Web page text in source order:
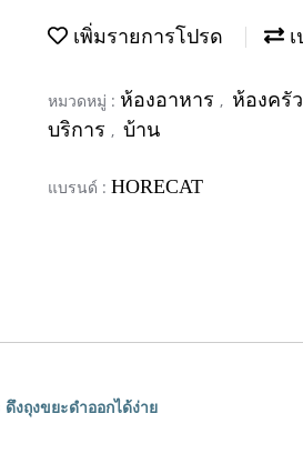
เพิ่มรายการโปรด
หมวดหมู่ : ห้องอาหาร , ห้องครัว
บริการ , บ้าน
แบรนด์ : HORECAT
งถุงขยะดำออกได้ง่าย